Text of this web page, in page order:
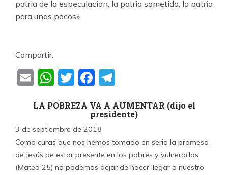
Compartir:
EmailWhatsApp
TwitterFacebook
LA POBREZA VA A AUMENTAR (dijo el
presidente)
3 de septiembre de 2018
Como curas que nos hemos tomado en serio la promesa
de Jesús de estar presente en los pobres y vulnerados
(Mateo 25) no podemos dejar de hacer llegar a nuestro